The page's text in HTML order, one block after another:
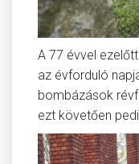
A 77 évvel
az évforduló
bombázások
ezt követően